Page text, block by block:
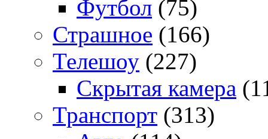
Футбол (75)
Страшное (166)
Телешоу (227)
Скрытая камера
Транспорт (313)